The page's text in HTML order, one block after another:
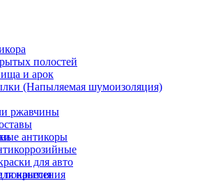
полостей
и арок
(Напыляемая шумоизоляция)
ржавчины
антикоры
для авто
покрытия
нанесения